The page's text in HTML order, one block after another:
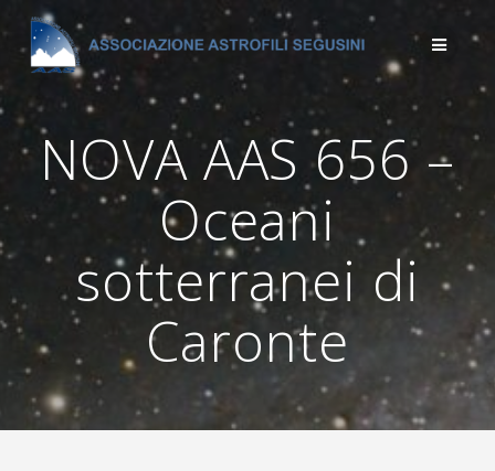
Salta
al
contenuto
NOVA AAS 656 –
Oceani
sotterranei di
Caronte